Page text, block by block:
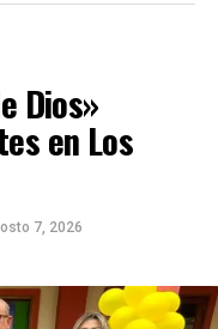
Dios»
en Los
7, 2026